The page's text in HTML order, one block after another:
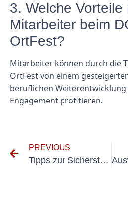
3. Welche Vorteile
Mitarbeiter beim
OrtFest?
Mitarbeiter können durch die
OrtFest von einem
beruflichen
Engagement profitieren.
PREVIOUS
Tipps zur Sicherstellung der Einhaltung der DGUV-Maschinenprüfungsordnung